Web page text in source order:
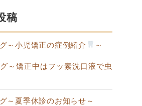
稿
～小児矯正の症例紹介
～
～矯正中はフッ素洗口液で虫
～夏季休診のお知らせ～